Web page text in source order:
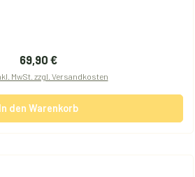
Regulärer Preis:
69,90 €
MwSt. zzgl. Versandkosten
In den Warenkorb